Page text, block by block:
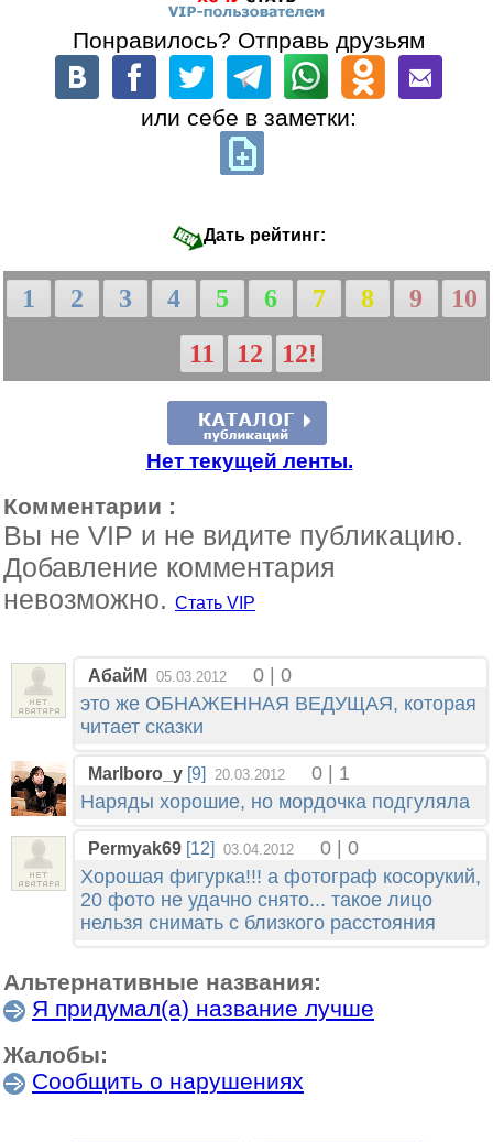
Понравилось? Отправь друзьям
или себе в заметки:
Дать рейтинг:
1 2 3 4 5 6 7 8 9
10
11
12 12!
Нет текущей ленты.
Комментарии :
Вы не VIP и не видите публикацию.
Добавление комментария
невозможно. Стать VIP
АбайМ 05.03.2012
0 | 0
это же ОБНАЖЕННАЯ ВЕДУЩАЯ, которая
читает сказки
Marlboro_y [9] 20.03.2012
0 | 1
Наряды хорошие, но мордочка подгуляла
Permyak69 [12] 03.04.2012
0 | 0
Хорошая фигурка!!! а фотограф косорукий,
20 фото не удачно снято... такое лицо
нельзя снимать с близкого расстояния
Альтернативные названия:
Я придумал(а) название лучше
Жалобы:
Сообщить о нарушениях